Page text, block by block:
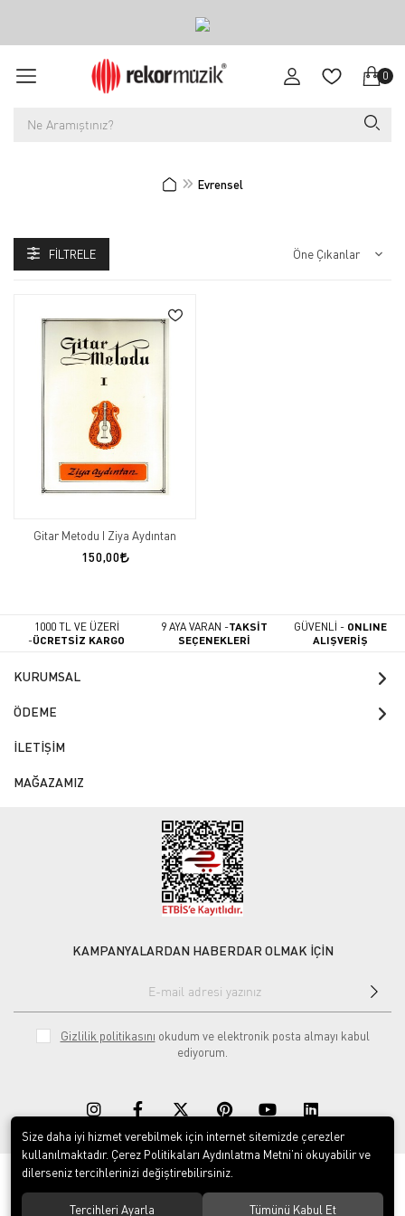
0
Evrensel
FILTRELE
Gitar Metodu I Ziya Aydıntan
150,00
1000 TL VE ÜZERİ
-ÜCRETSİZ KARGO
9 AYA VARAN -TAKSİT
SEÇENEKLERİ
GÜVENLİ - ONLINE
ALIŞVERİŞ
KURUMSAL
ÖDEME
İLETİŞİM
MAĞAZAMIZ
KAMPANYALARDAN HABERDAR OLMAK İÇİN
Gizlilik politikasını okudum ve elektronik posta almayı kabul
ediyorum.
© 2020Rekor Müzik. Tüm hakları saklıdır.
Size daha iyi hizmet verebilmek için internet sitemizde çerezler
kullanılmaktadır. Çerez Politikaları Aydınlatma Metni’ni okuyabilir ve
dilerseniz tercihlerinizi değiştirebilirsiniz.
Tercihleri Ayarla Tümünü Kabul Et